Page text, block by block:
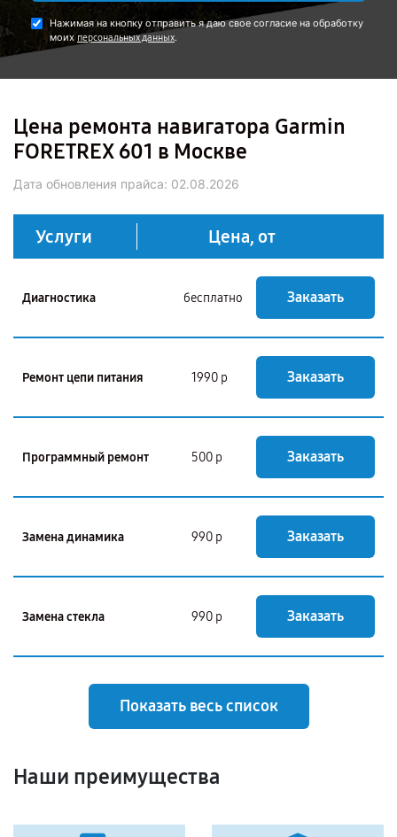
Нажимая на кнопку отправить я даю свое согласие на обработку
моих персональных данных.
Цена ремонта навигатора Garmin
FORETREX 601 в Москве
Дата обновления прайса: 02.08.2026
Услуги Цена, от
Диагностика бесплатно Заказать
Ремонт цепи питания 1990 р Заказать
Программный ремонт 500 р Заказать
Замена динамика 990 р Заказать
Замена стекла 990 р Заказать
Показать весь список
Наши преимущества